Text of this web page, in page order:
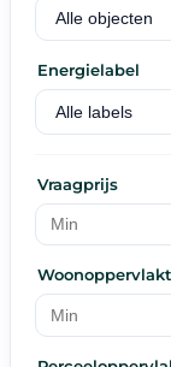
Energielabel
Vraagprijs